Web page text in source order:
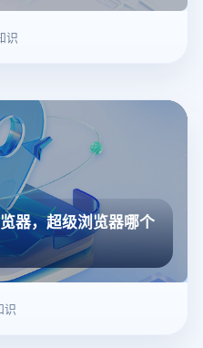
识
器，超级浏览器哪个
识